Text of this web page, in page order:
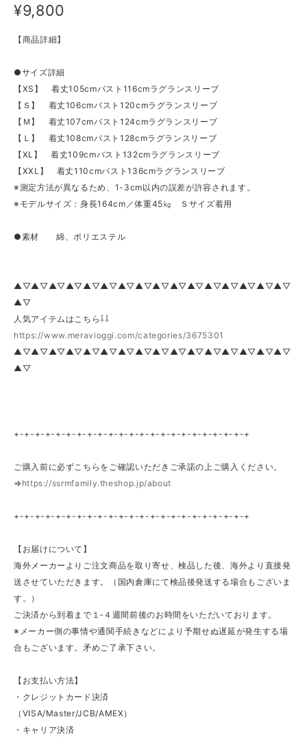
¥9,800
【商品詳細】
●サイズ詳細
【XS】 着丈105cmバスト116cmラグランスリーブ
【Ｓ】 着丈106cmバスト120cmラグランスリーブ
【Ｍ】 着丈107cmバスト124cmラグランスリーブ
【Ｌ】 着丈108cmバスト128cmラグランスリーブ
【XL】 着丈109cmバスト132cmラグランスリーブ
【XXL】 着丈110cmバスト136cmラグランスリーブ
※測定方法が異なるため、1-3cm以内の誤差が許容されます。
※モデルサイズ：身長164cm／体重45㎏ Ｓサイズ着用
●素材 綿、ポリエステル
▲▽▲▽▲▽▲▽▲▽▲▽▲▽▲▽▲▽▲▽▲▽▲▽▲▽▲▽▲▽▲▽
▲▽
人気アイテムはこちら⇩⇩
https://www.meravioggi.com/categories/3675301
▲▽▲▽▲▽▲▽▲▽▲▽▲▽▲▽▲▽▲▽▲▽▲▽▲▽▲▽▲▽▲▽
▲▽
+-+-+-+-+-+-+-+-+-+-+-+-+-+-+-+-+-+-+-+-+-+-+
ご購入前に必ずこちらをご確認いただきご承諾の上ご購入ください。
⇒ https://ssrmfamily.theshop.jp/about
+-+-+-+-+-+-+-+-+-+-+-+-+-+-+-+-+-+-+-+-+-+-+
【お届けについて】
海外メーカーよりご注文商品を取り寄せ、検品した後、海外より直接発
送させていただきます。（国内倉庫にて検品後発送する場合もございま
す。）
ご決済から到着まで１‐４週間前後のお時間をいただいております。
※メーカー側の事情や通関手続きなどにより予期せぬ遅延が発生する場
合もございます。矛めご了承下さい。
【お支払い方法】
・クレジットカード決済
（VISA/Master/JCB/AMEX）
・キャリア決済